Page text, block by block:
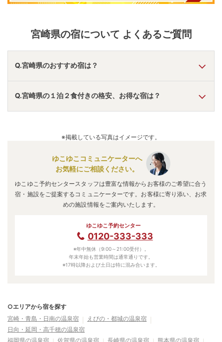
宮崎県の宿について よくあるご質問
Q.宮崎県のおすすめ宿は？
A.「フェニックス・シーガイア・オーシャン・タワー
天然温泉 ひなたの宿 日南宮崎 」・ 「日南海岸南郷プリンス
ホテル」などの旅館・ホテルがおすすめの宿泊先です。
Q.宮崎県の１泊２食付きの格安、お得な宿は？
」 ・ ホテル日南北郷リゾート
館・ホテルがお得な価格で泊まれる宿泊先です。
※掲載している写真はイメージです。
ゆこゆこコミュニケーターへ
お気軽にご相談ください。
ゆこゆこ予約センタースタッフは豊富な情報からお客様のご希望に合う
宿・施設をご提案するコミュニケーターです。お客様に寄り添い、お求
めの施設情報をご案内いたします。
ゆこゆこ予約センター
0120-333-333
※年中無休（9:00～21:00受付）。
年末年始も営業時間は通常通りです。
※17時以降および土日は特に混み合います。
○エリアから宿を探す
宮崎・青島・日南の温泉宿
えびの・都城の温泉宿
日向・延岡・高千穂の温泉宿
福岡県の温泉宿
佐賀県の温泉宿 長崎県の温泉宿 熊本県の温泉宿